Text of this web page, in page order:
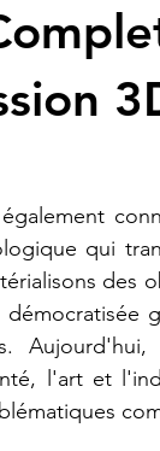
du Filament 3D
qui
des
l'art et